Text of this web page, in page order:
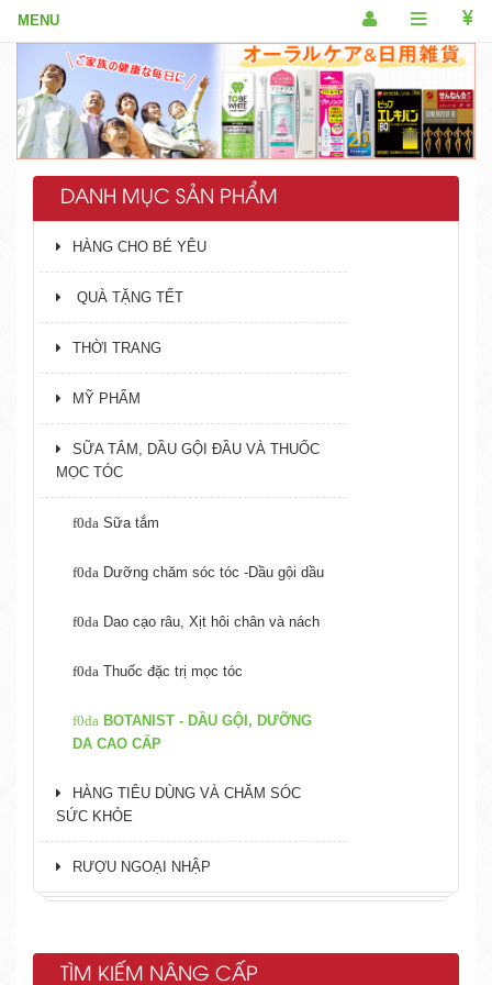
DANH MỤC SẢN PHẨM
HÀNG CHO BÉ YÊU
QUÀ TẶNG TẾT
THỜI TRANG
MỸ PHẨM
SỮA TẮM, DẦU GỘI ĐẦU VÀ THUỐC
MỌC TÓC
Sữa tắm
Dưỡng chăm sóc tóc -Dầu gội dầu
Dao cạo râu, Xịt hôi chân và nách
Thuốc đặc trị mọc tóc
BOTANIST - DẦU GỘI, DƯỠNG
DA CAO CẤP
HÀNG TIÊU DÙNG VÀ CHĂM SÓC
SỨC KHỎE
RƯỢU NGOẠI NHẬP
TÌM KIẾM NÂNG CẤP